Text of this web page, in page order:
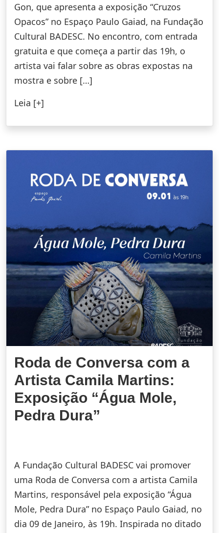
Gon, que apresenta a exposição “Cruzos
Opacos” no Espaço Paulo Gaiad, na Fundação
Cultural BADESC. No encontro, com entrada
gratuita e que começa a partir das 19h, o
artista vai falar sobre as obras expostas na
mostra e sobre […]
Leia [+]
Roda de Conversa com a
Artista Camila Martins:
Exposição “Água Mole,
Pedra Dura”
A Fundação Cultural BADESC vai promover
uma Roda de Conversa com a artista Camila
Martins, responsável pela exposição “Água
Mole, Pedra Dura” no Espaço Paulo Gaiad, no
dia 09 de Janeiro, às 19h. Inspirada no ditado